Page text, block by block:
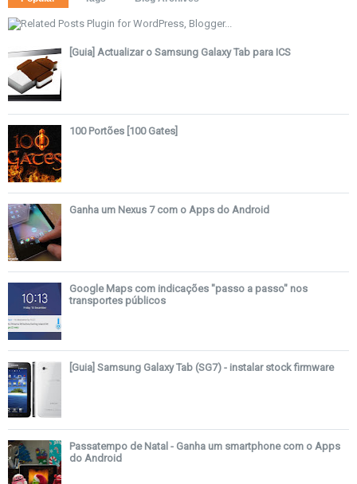
[Guia] Actualizar o Samsung Galaxy Tab para ICS
100 Portões [100 Gates]
Ganha um Nexus 7 com o Apps do Android
Google Maps com indicações "passo a passo" nos
transportes públicos
[Guia] Samsung Galaxy Tab (SG7) - instalar stock firmware
Passatempo de Natal - Ganha um smartphone com o Apps
do Android